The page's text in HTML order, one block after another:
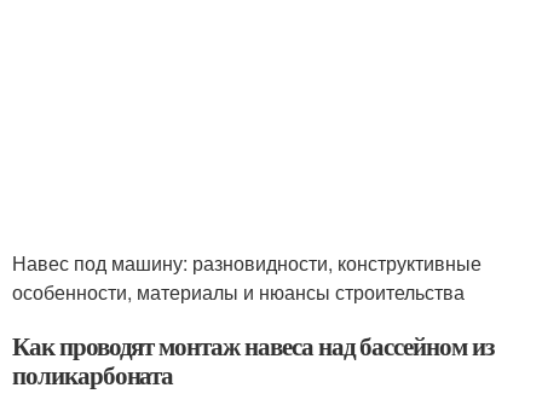
Навес под машину: разновидности, конструктивные
особенности, материалы и нюансы строительства
Как проводят монтаж навеса над бассейном из
поликарбоната